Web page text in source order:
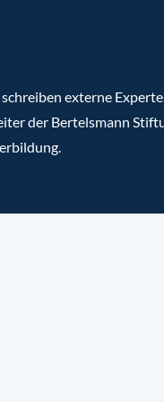
externe
der Bertelsmann